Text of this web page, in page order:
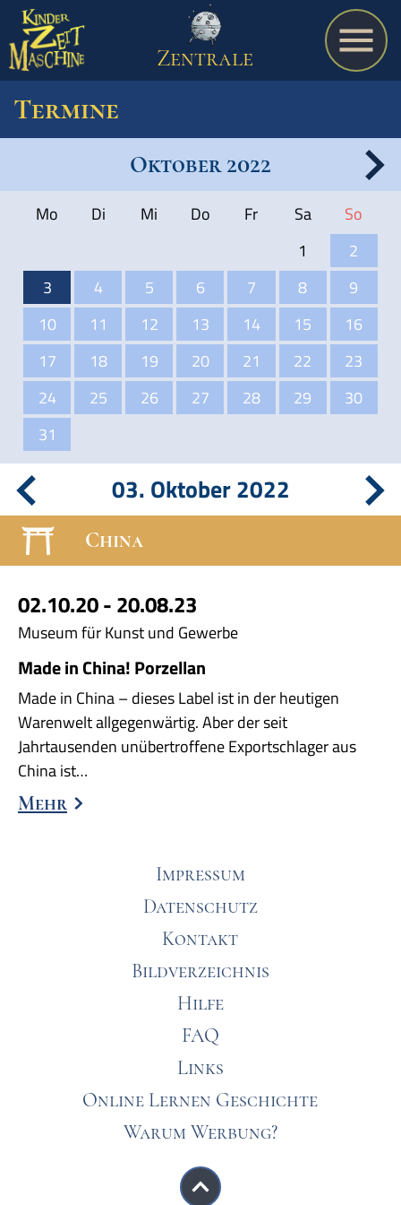
Spiel
Termine
Schulmaterialien
Zentrale
Termine
Oktober 2022
Mo Di Mi Do Fr Sa
So
1
2
3
4 5 6 7 8
9
10
11 12 13 14 15
16
17
18 19 20 21 22
23
24
25 26 27 28 29
30
31
03. Oktober 2022
China
02.10.20 - 20.08.23
Museum für Kunst und Gewerbe
Made in China! Porzellan
Made in China – dieses Label ist in der heutigen
Warenwelt allgegenwärtig. Aber der seit
Jahrtausenden unübertroffene Exportschlager aus
China ist…
Mehr
Impressum
Datenschutz
Kontakt
Bildverzeichnis
Hilfe
FAQ
Links
Online Lernen Geschichte
Warum Werbung?